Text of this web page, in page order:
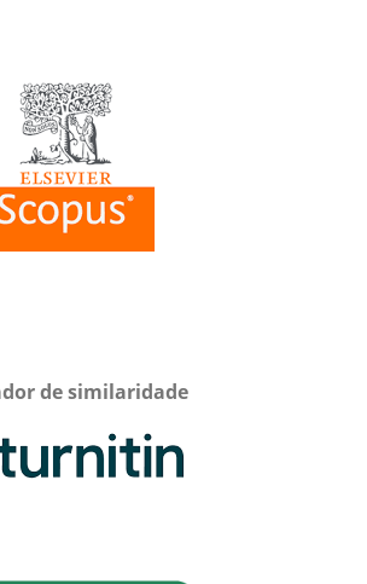
de similaridade